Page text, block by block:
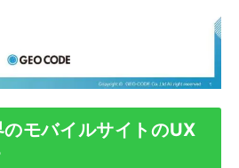
モバイルサイトのUX